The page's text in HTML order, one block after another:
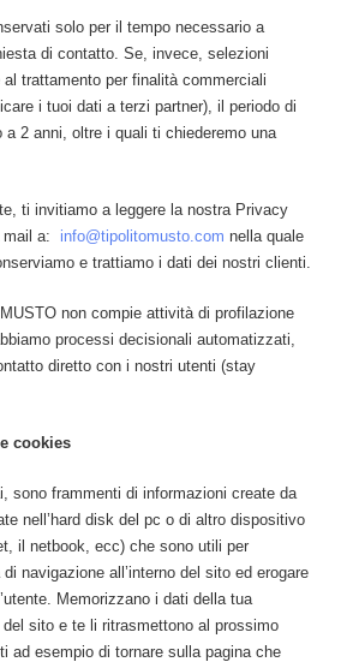
solo per il tempo necessario a
di contatto. Se, invece, selezioni
al trattamento per finalità commerciali
i tuoi dati a terzi partner), il periodo di
a 2 anni, oltre i quali ti chiederemo una
ti invitiamo a leggere la nostra Privacy
mail a:
info@tipolitomusto.com nella quale
e trattiamo i dati dei nostri clienti.
non compie attività di profilazione
processi decisionali automatizzati,
diretto con i nostri utenti (stay
cookies
sono frammenti di informazioni create da
nell’hard disk del pc o di altro dispositivo
il netbook, ecc) che sono utili per
di navigazione all’interno del sito ed erogare
Memorizzano i dati della tua
del sito e te li ritrasmettono al prossimo
ad esempio di tornare sulla pagina che